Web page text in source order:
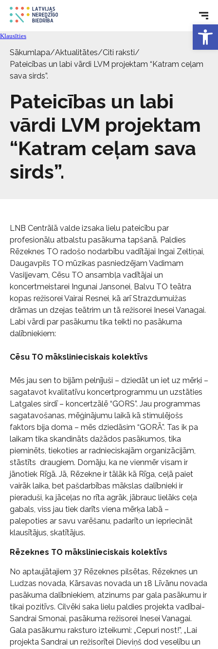
Aktualitātes
Par biedrību
Kontakti
Klausīties
Sākumlapa/Aktualitātes/Citi raksti/
Pateicības un labi vārdi LVM projektam “Katram ceļam
sava sirds”.
Pateicības un labi
vārdi LVM projektam
“Katram ceļam sava
sirds”.
LNB Centrālā valde izsaka lielu pateicību par
profesionālu atbalstu pasākuma tapšanā. Paldies
Rēzeknes TO radošo nodarbību vadītājai Ingai Zeltiņai,
Daugavpils TO mūzikas pasniedzējam Vadimam
Vasiļjevam, Cēsu TO ansambļa vadītājai un
koncertmeistarei Ingunai Jansonei, Balvu TO teātra
kopas režisorei Vairai Resnei, kā arī Strazdumuižas
drāmas un dzejas teātrim un tā režisorei Inesei Vanagai.
Labi vārdi par pasākumu tika teikti no pasākuma
dalībniekiem:
Cēsu TO mākslinieciskais kolektīvs
Mēs jau sen to bijām pelnījuši – dziedāt un iet uz mērķi –
sagatavot kvalitatīvu koncertprogrammu un uzstāties
Latgales sirdī – koncertzālē “GORS”. Jau programmas
sagatavošanas, mēģinājumu laikā kā stimulējošs
faktors bija doma – mēs dziedāsim “GORĀ”. Tas ik pa
laikam tika skandināts dažādos pasākumos, tika
pieminēts, tiekoties ar radnieciskajām organizācijām,
stāstīts draugiem. Domāju, ka ne vienmēr visam ir
jānotiek Rīgā. Jā, Rēzekne ir tālāk kā Rīga, ceļā paiet
vairāk laika, bet pašdarbības mākslas dalībnieki ir
pieraduši, ka jāceļas no rīta agrāk, jābrauc lielāks ceļa
gabals, viss jau tiek darīts viena mērķa labā –
palepoties ar savu varēšanu, padarīto un iepriecināt
klausītājus, skatītājus.
Rēzeknes TO mākslinieciskais kolektīvs
No aptaujātajiem 37 Rēzeknes pilsētas, Rēzeknes un
Ludzas novada, Kārsavas novada un 18 Līvānu novada
pasākuma dalībniekiem, atzinums par gala pasākumu ir
tikai pozitīvs. Cilvēki saka lielu paldies projekta vadībai-
Sandrai Smonai, pasākuma režisorei Inesei Vanagai.
Gala pasākumu raksturo izteikumi: „Cepuri nost!”, „Lai
projekta Sandrai un režisorītei Dieviņš dod veselību un